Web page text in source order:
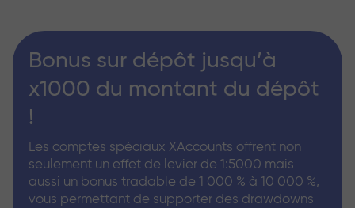
Bonus sur dépôt jusqu’à
x1000 du montant du dépôt
!
Les comptes spéciaux XAccounts offrent non
seulement un effet de levier de 1:5000 mais
aussi un bonus tradable de 1 000 % à 10 000 %,
vous permettant de supporter des drawdowns